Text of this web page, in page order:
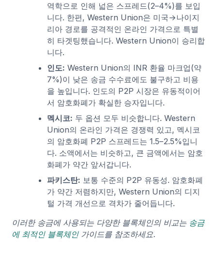
역학으로 인해 넓은 스프레드(2–4%)를 보입
니다. 한편, Western Union은 미국→나이지
리아 경로를 공격적인 온라인 가격으로 특별
히 타겟팅했습니다. Western Union이 승리합
니다.
인도: Western Union의 INR 환율 마크업(약
7%)이 낮은 송금 수수료에도 불구하고 비용
을 높입니다. 인도의 P2P 시장은 유동적이어
서 암호화폐가 확실한 승자입니다.
멕시코: 두 옵션 모두 비슷합니다. Western
Union의 온라인 가격은 경쟁력 있고, 멕시코
의 암호화폐 P2P 스프레드는 1.5–2.5%입니
다. 소액에서는 비슷하고, 큰 금액에서는 암호
화폐가 약간 앞서갑니다.
파키스탄: 보통 수준의 P2P 유동성. 암호화폐
가 약간 저렴하지만, Western Union의 디지
털 가격 개선으로 격차가 줄어듭니다.
이러한 송금에 사용되는 다양한 블록체인의 비교는 송금
에 최적인 블록체인가이드를 참조하세요.